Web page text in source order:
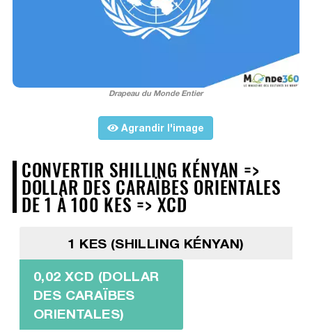
Drapeau du Monde Entier
Agrandir l'image
CONVERTIR SHILLING KÉNYAN =>
DOLLAR DES CARAÏBES ORIENTALES
DE 1 À 100 KES => XCD
1 KES (SHILLING KÉNYAN)
0,02 XCD (DOLLAR
DES CARAÏBES
ORIENTALES)